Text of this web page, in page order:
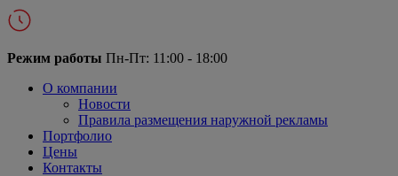
Режим работы Пн-Пт: 11:00 - 18:00
О компании
Новости
Правила размещения наружной рекламы
Портфолио
Цены
Контакты